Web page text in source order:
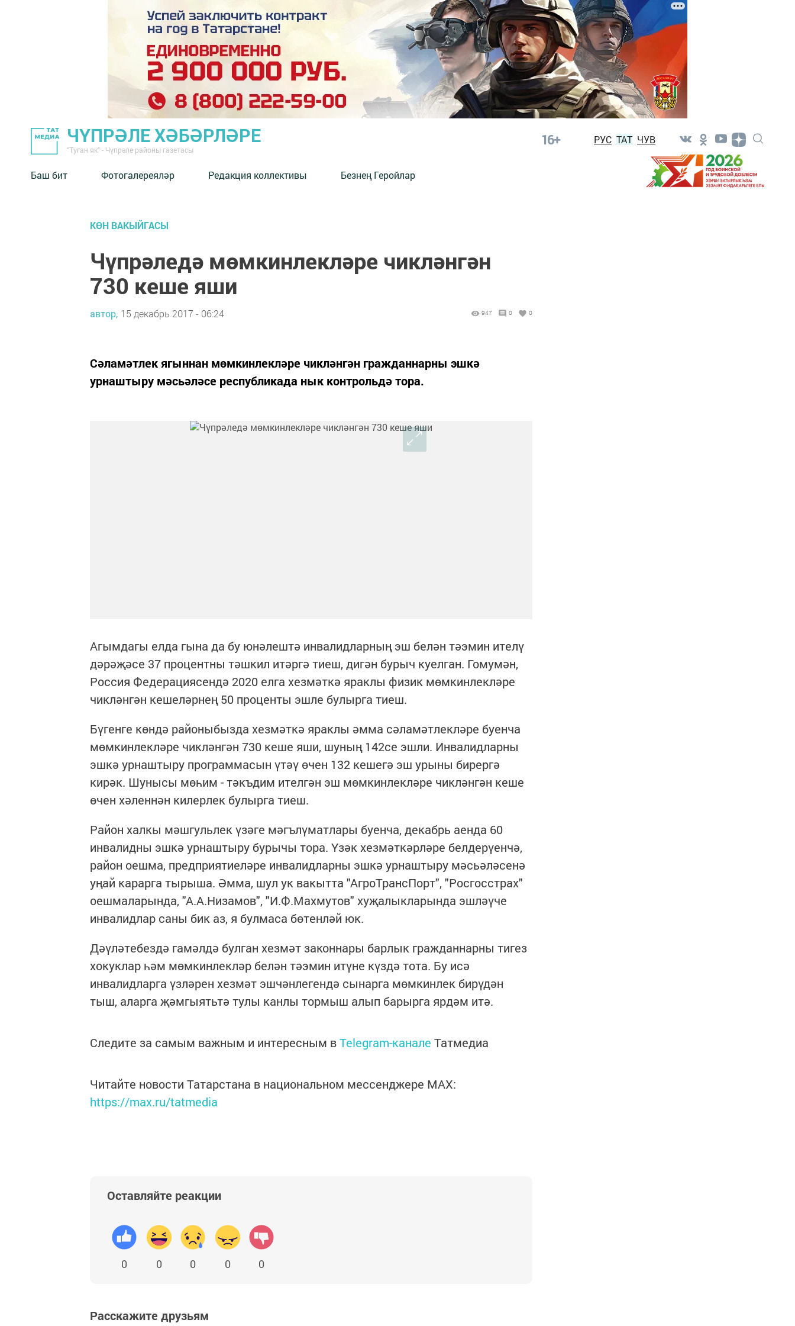
ЧҮПРӘЛЕ ХӘБӘРЛӘРЕ
"Туган як" - Чүпрәле районы газетасы
16+ РУС ТАТ ЧУВ
Баш бит Фотогалереяләр Редакция коллективы Безнең Геройлар
КӨН ВАКЫЙГАСЫ
Чүпрәледә мөмкинлекләре чикләнгән
730 кеше яши
автор, 15 декабрь 2017 - 06:24 947 0 0
Сәламәтлек ягыннан мөмкинлекләре чикләнгән гражданнарны эшкә
урнаштыру мәсьәләсе республикада нык контрольдә тора.
Агымдагы елда гына да бу юнәлештә инвалидларның эш белән тәэмин ителү
дәрәҗәсе 37 процентны тәшкил итәргә тиеш, дигән бурыч куелган. Гомумән,
Россия Федерациясендә 2020 елга хезмәткә яраклы физик мөмкинлекләре
чикләнгән кешеләрнең 50 проценты эшле булырга тиеш.
Бүгенге көндә районыбызда хезмәткә яраклы әмма сәламәтлекләре буенча
мөмкинлекләре чикләнгән 730 кеше яши, шуның 142се эшли. Инвалидларны
эшкә урнаштыру программасын үтәү өчен 132 кешегә эш урыны бирергә
кирәк. Шунысы мөһим - тәкъдим ителгән эш мөмкинлекләре чикләнгән кеше
өчен хәленнән килерлек булырга тиеш.
Район халкы мәшгульлек үзәге мәгълүматлары буенча, декабрь аенда 60
инвалидны эшкә урнаштыру бурычы тора. Үзәк хезмәткәрләре белдерүенчә,
район оешма, предприятиеләре инвалидларны эшкә урнаштыру мәсьәләсенә
уңай карарга тырыша. Әмма, шул ук вакытта "АгроТрансПорт", "Росгосстрах"
оешмаларында, "А.А.Низамов", "И.Ф.Махмутов" хуҗалыкларында эшләүче
инвалидлар саны бик аз, я булмаса бөтенләй юк.
Дәүләтебездә гамәлдә булган хезмәт законнары барлык гражданнарны тигез
хокуклар һәм мөмкинлекләр белән тәэмин итүне күздә тота. Бу исә
инвалидларга үзләрен хезмәт эшчәнлегендә сынарга мөмкинлек бирүдән
тыш, аларга җәмгыятьтә тулы канлы тормыш алып барырга ярдәм итә.
Следите за самым важным и интересным вTelegram-канале Татмедиа
Читайте новости Татарстана в национальном мессенджере MАХ:
https://max.ru/tatmedia
Оставляйте реакции
0 0 0 0 0
Расскажите друзьям